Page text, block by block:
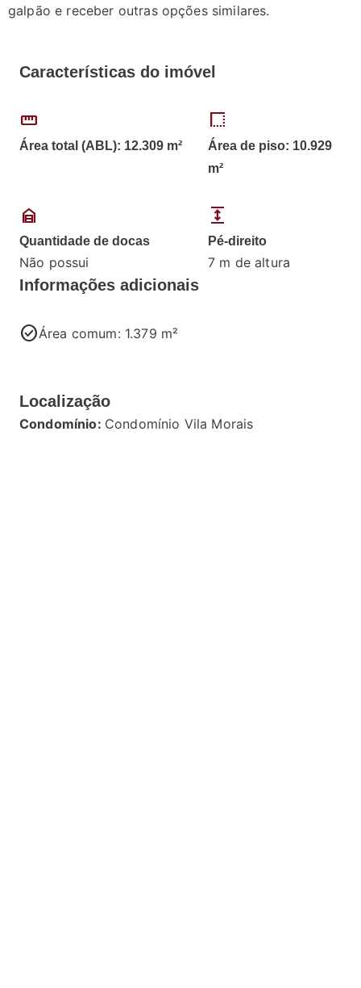
galpão e receber outras opções similares.
Características do imóvel
straighten
Área total (ABL): 12.309 m²
border_style
Área de piso: 10.929
m²
garage_home
Quantidade de docas
Não possui
expand
Pé-direito
7 m de altura
Informações adicionais
check_circleÁrea comum: 1.379 m²
Localização
Condomínio: Condomínio Vila Morais